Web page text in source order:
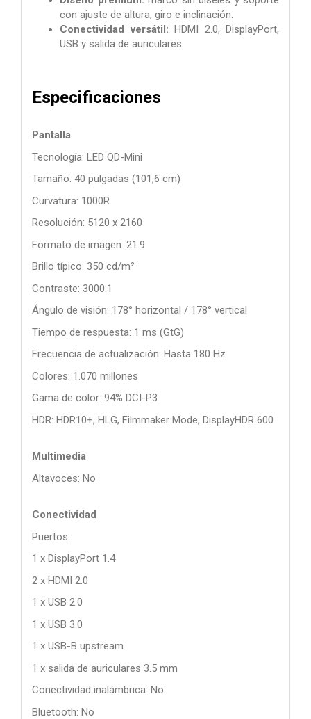
con ajuste de altura, giro e inclinación.
Conectividad versátil: HDMI 2.0, DisplayPort,
USB y salida de auriculares.
Especificaciones
Pantalla
Tecnología: LED QD-Mini
Tamaño: 40 pulgadas (101,6 cm)
Curvatura: 1000R
Resolución: 5120 x 2160
Formato de imagen: 21:9
Brillo típico: 350 cd/m²
Contraste: 3000:1
Ángulo de visión: 178° horizontal / 178° vertical
Tiempo de respuesta: 1 ms (GtG)
Frecuencia de actualización: Hasta 180 Hz
Colores: 1.070 millones
Gama de color: 94% DCI-P3
HDR: HDR10+, HLG, Filmmaker Mode, DisplayHDR 600
Multimedia
Altavoces: No
Conectividad
Puertos:
1 x DisplayPort 1.4
2 x HDMI 2.0
1 x USB 2.0
1 x USB 3.0
1 x USB-B upstream
1 x salida de auriculares 3.5 mm
Conectividad inalámbrica: No
Bluetooth: No